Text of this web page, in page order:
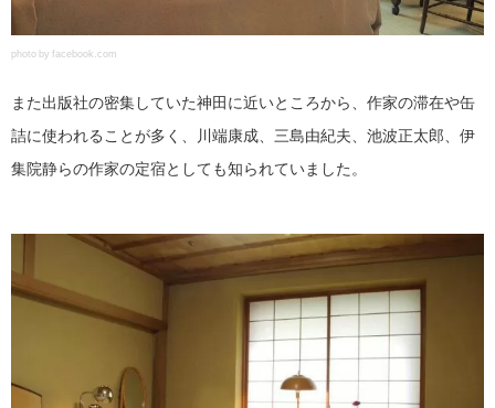
photo by facebook.com
また出版社の密集していた神田に近いところから、作家の滞在や缶
詰に使われることが多く、川端康成、三島由紀夫、池波正太郎、伊
集院静らの作家の定宿としても知られていました。